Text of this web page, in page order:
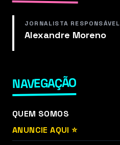
JORNALISTA RESPONSÁVEL
Alexandre Moreno
NAVEGAÇÃO
QUEM SOMOS
ANUNCIE AQUI ⭐